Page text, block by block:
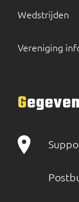
Wedstrijden
Vereniging